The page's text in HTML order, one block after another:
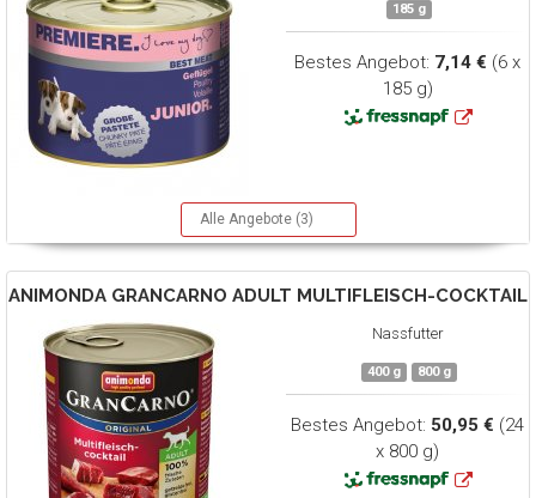
185 g
Bestes Angebot: 7,14 € (6 x
185 g)
Alle Angebote (3)
ANIMONDA GRANCARNO ADULT MULTIFLEISCH-COCKTAIL
Nassfutter
400 g 800 g
Bestes Angebot: 50,95 € (24
x 800 g)